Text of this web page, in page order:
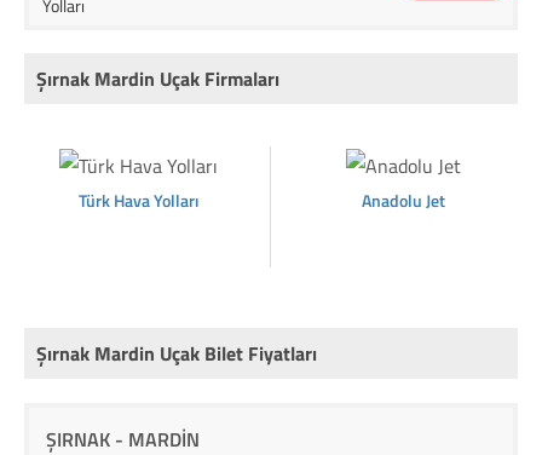
Şırnak Mardin Uçak Firmaları
Türk Hava Yolları Anadolu Jet
Şırnak Mardin Uçak Bilet Fiyatları
Rota Firma Fiyat
ŞIRNAK - MARDİN